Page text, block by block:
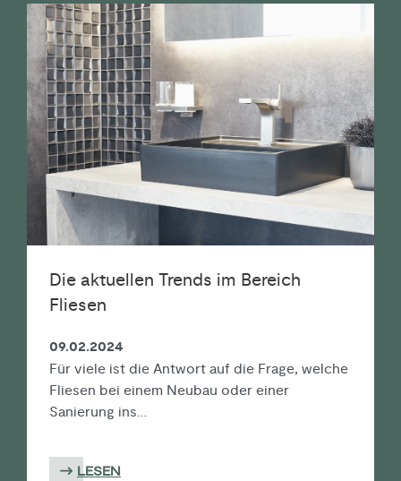
Die aktuellen Trends im Bereich
Fliesen
09.02.2024
Für viele ist die Antwort auf die Frage, welche
Fliesen bei einem Neubau oder einer
Sanierung ins…
LESEN